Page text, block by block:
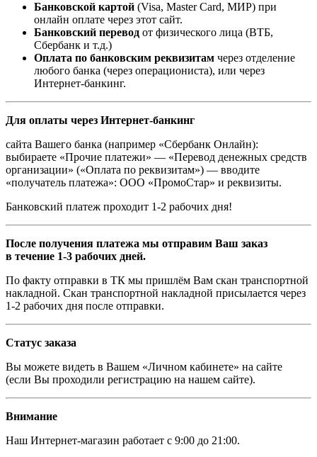
Банковской картой (Visa, Master Card, МИР) при
онлайн оплате через этот сайт.
Банковский перевод от физического лица (ВТБ,
Сбербанк и т.д.)
Оплата по банковским реквизитам через отделение
любого банка (через операциониста), или через
Интернет-банкинг.
Для оплаты через Интернет-банкинг
сайта Вашего банка (например «Сбербанк Онлайн):
выбираете «Прочие платежи» — «Перевод денежных средств
организации» («Оплата по реквизитам») — вводите
«получатель платежа»: ООО «ПромоСтар» и реквизиты.
Банковский платеж проходит 1-2 рабочих дня!
После получения платежа мы отправим Ваш заказ
в течение 1-3 рабочих дней.
По факту отправки в ТК мы пришлём Вам скан транспортной
накладной. Скан транспортной накладной присылается через
1-2 рабочих дня после отправки.
Статус заказа
Вы можете видеть в Вашем «Личном кабинете» на сайте
(если Вы проходили регистрацию на нашем сайте).
Внимание
Наш Интернет-магазин работает с 9:00 до 21:00.